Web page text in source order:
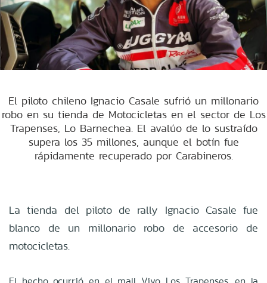
El piloto chileno Ignacio Casale sufrió un millonario
robo en su tienda de Motocicletas en el sector de Los
Trapenses, Lo Barnechea. El avalúo de lo sustraído
supera los 35 millones, aunque el botín fue
rápidamente recuperado por Carabineros.
La tienda del piloto de rally Ignacio Casale fue
blanco de un millonario robo de accesorio de
motocicletas.